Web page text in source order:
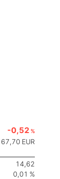
-0,52 %
67,70 EUR
14,62
0,01 %